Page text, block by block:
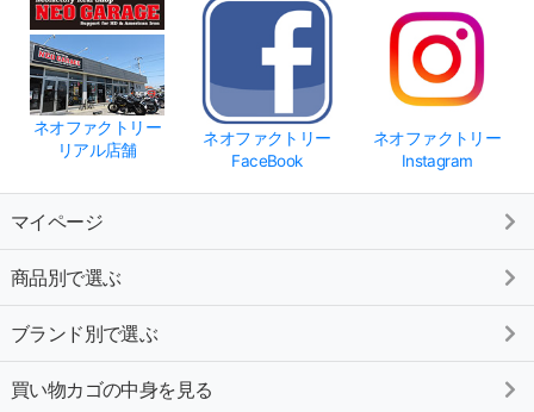
ネオファクトリー
リアル店舗
ネオファクトリー
FaceBook
ネオファクトリー
Instagram
マイページ
商品別で選ぶ
ブランド別で選ぶ
買い物カゴの中身を見る